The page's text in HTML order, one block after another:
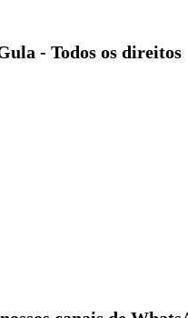
- Todos os direitos